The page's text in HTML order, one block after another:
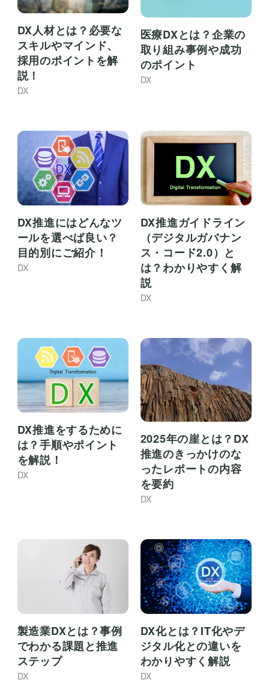
DX人材とは？必要な
スキルやマインド、
採用のポイントを解
説！
DX
医療DXとは？企業の
取り組み事例や成功
のポイント
DX
DX推進にはどんなツ
ールを選べば良い？
目的別にご紹介！
DX
DX推進ガイドライン
（デジタルガバナン
ス・コード2.0）と
は？わかりやすく解
説
DX
DX推進をするために
は？手順やポイント
を解説！
DX
2025年の崖とは？DX
推進のきっかけのな
ったレポートの内容
を要約
DX
製造業DXとは？事例
でわかる課題と推進
ステップ
DX
DX化とは？IT化やデ
ジタル化との違いを
わかりやすく解説
DX